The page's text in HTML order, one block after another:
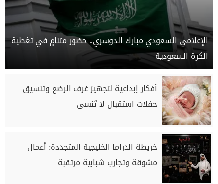
الإعلامي السعودي مبارك الدوسري.. حضور متنامٍ في تغطية
الكرة السعودية
أفكار إبداعية لتجهيز غرف الرضع وتنسيق
حفلات استقبال لا تُنسى
خريطة الدراما الخليجية المتجددة: أعمال
مشوقة وتجارب شبابية مرتقبة